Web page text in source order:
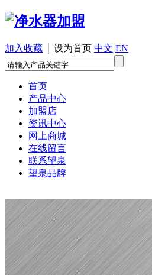
加入收藏 设为首页 中文 EN
首页
产品中心
加盟店
资讯中心
网上商城
在线留言
联系望泉
望泉品牌